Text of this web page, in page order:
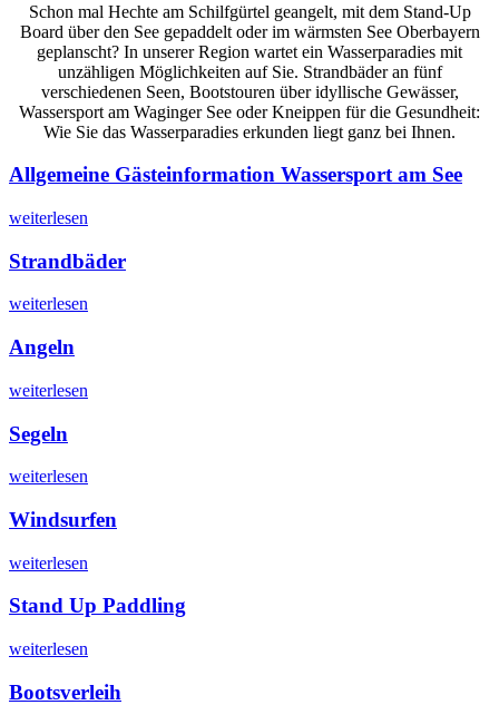
Schon mal Hechte am Schilfgürtel geangelt, mit dem Stand-Up
Board über den See gepaddelt oder im wärmsten See Oberbayern
geplanscht? In unserer Region wartet ein Wasserparadies mit
unzähligen Möglichkeiten auf Sie. Strandbäder an fünf
verschiedenen Seen, Bootstouren über idyllische Gewässer,
Wassersport am Waginger See oder Kneippen für die Gesundheit:
Wie Sie das Wasserparadies erkunden liegt ganz bei Ihnen.
Allgemeine Gästeinformation Wassersport am See
weiterlesen
Strandbäder
weiterlesen
Angeln
weiterlesen
Segeln
weiterlesen
Windsurfen
weiterlesen
Stand Up Paddling
weiterlesen
Bootsverleih